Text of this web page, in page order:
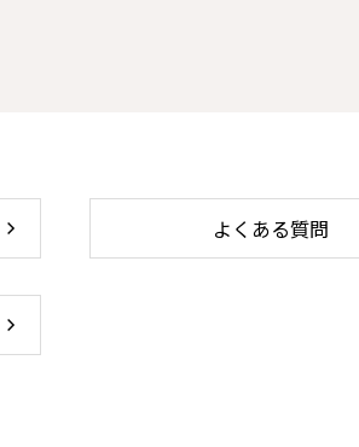
よくある質問